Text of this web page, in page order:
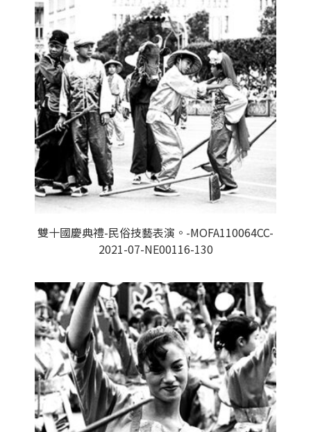
雙十國慶典禮-民俗技藝表演。-MOFA110064CC-
2021-07-NE00116-130